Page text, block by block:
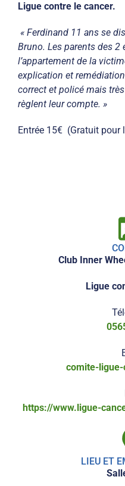
Ligue contre le cancer.
« Ferdinand 11 ans se
Bruno. Les parents des
l’appartement de la
explication et
correct et policé mais
règlent leur compte. »
Entrée 15€ (Gratuit pour
Club Inner
Ligue
comite-
https://www.ligue-
LIEU ET